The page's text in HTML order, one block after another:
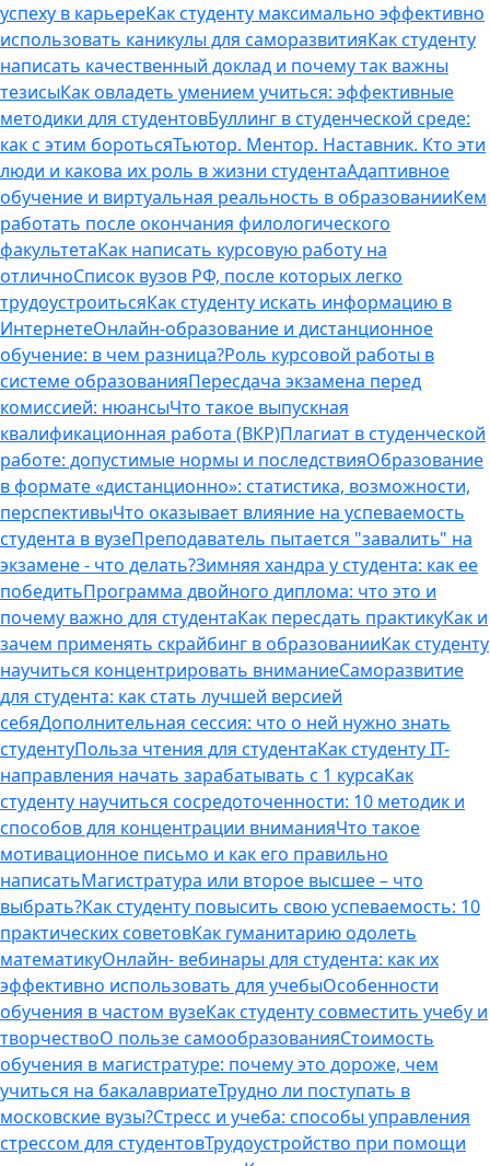
успеху в карьереКак студенту максимально эффективно
использовать каникулы для саморазвитияКак студенту
написать качественный доклад и почему так важны
тезисыКак овладеть умением учиться: эффективные
методики для студентовБуллинг в студенческой среде:
как с этим боротьсяТьютор. Ментор. Наставник. Кто эти
люди и какова их роль в жизни студентаАдаптивное
обучение и виртуальная реальность в образованииКем
работать после окончания филологического
факультетаКак написать курсовую работу на
отличноСписок вузов РФ, после которых легко
трудоустроитьсяКак студенту искать информацию в
ИнтернетеОнлайн-образование и дистанционное
обучение: в чем разница?Роль курсовой работы в
системе образованияПересдача экзамена перед
комиссией: нюансыЧто такое выпускная
квалификационная работа (ВКР)Плагиат в студенческой
работе: допустимые нормы и последствияОбразование
в формате «дистанционно»: статистика, возможности,
перспективыЧто оказывает влияние на успеваемость
студента в вузеПреподаватель пытается "завалить" на
экзамене - что делать?Зимняя хандра у студента: как ее
победитьПрограмма двойного диплома: что это и
почему важно для студентаКак пересдать практикуКак и
зачем применять скрайбинг в образованииКак студенту
научиться концентрировать вниманиеСаморазвитие
для студента: как стать лучшей версией
себяДополнительная сессия: что о ней нужно знать
студентуПольза чтения для студентаКак студенту IT-
направления начать зарабатывать с 1 курсаКак
студенту научиться сосредоточенности: 10 методик и
способов для концентрации вниманияЧто такое
мотивационное письмо и как его правильно
написатьМагистратура или второе высшее – что
выбрать?Как студенту повысить свою успеваемость: 10
практических советовКак гуманитарию одолеть
математикуОнлайн- вебинары для студента: как их
эффективно использовать для учебыОсобенности
обучения в частом вузеКак студенту совместить учебу и
творчествоО пользе самообразованияСтоимость
обучения в магистратуре: почему это дороже, чем
учиться на бакалавриатеТрудно ли поступать в
московские вузы?Стресс и учеба: способы управления
стрессом для студентовТрудоустройство при помощи